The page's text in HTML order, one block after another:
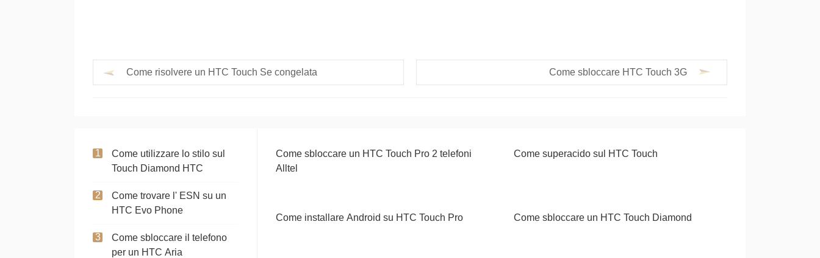
Come risolvere un HTC Touch Se congelata Come sbloccare HTC Touch 3G
Come utilizzare lo stilo sul
Touch Diamond HTC
Come trovare l' ESN su un
HTC Evo Phone
Come sbloccare il telefono
per un HTC Aria
Come sbloccare un HTC Touch Pro 2 telefoni
Alltel
Come superacido sul HTC Touch
Come installare Android su HTC Touch Pro Come sbloccare un HTC Touch Diamond